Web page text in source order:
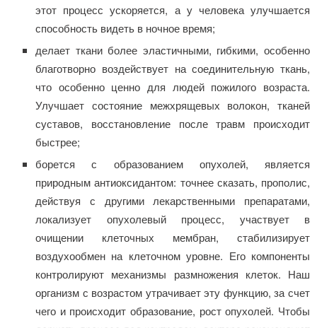
этот процесс ускоряется, а у человека улучшается
способность видеть в ночное время;
делает ткани более эластичными, гибкими, особенно
благотворно воздействует на соединительную ткань,
что особенно ценно для людей пожилого возраста.
Улучшает состояние межхрящевых волокон, тканей
суставов, восстановление после травм происходит
быстрее;
борется с образованием опухолей, является
природным антиоксидантом: точнее сказать, прополис,
действуя с другими лекарственными препаратами,
локализует опухолевый процесс, участвует в
очищении клеточных мембран, стабилизирует
воздухообмен на клеточном уровне. Его компоненты
контролируют механизмы размножения клеток. Наш
организм с возрастом утрачивает эту функцию, за счет
чего и происходит образование, рост опухолей. Чтобы